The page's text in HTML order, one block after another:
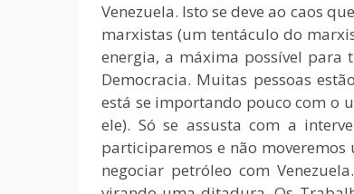
Venezuela. Isto se deve ao caos
marxistas (um tentáculo do
energia, a máxima possível
Democracia. Muitas pessoas
está se importando pouco com o
ele). Só se assusta com a
participaremos e não moveremos
negociar petróleo com